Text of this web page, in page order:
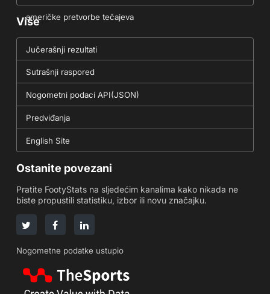
američke pretvorbe tečajeva
Više
Jučerašnji rezultati
Sutrašnji raspored
Nogometni podaci API(JSON)
Predviđanja
English Site
Ostanite povezani
Pratite FootyStats na sljedećim kanalima kako nikada ne
biste propustili statistiku, izbor ili novu značajku.
Nogometne podatke ustupio